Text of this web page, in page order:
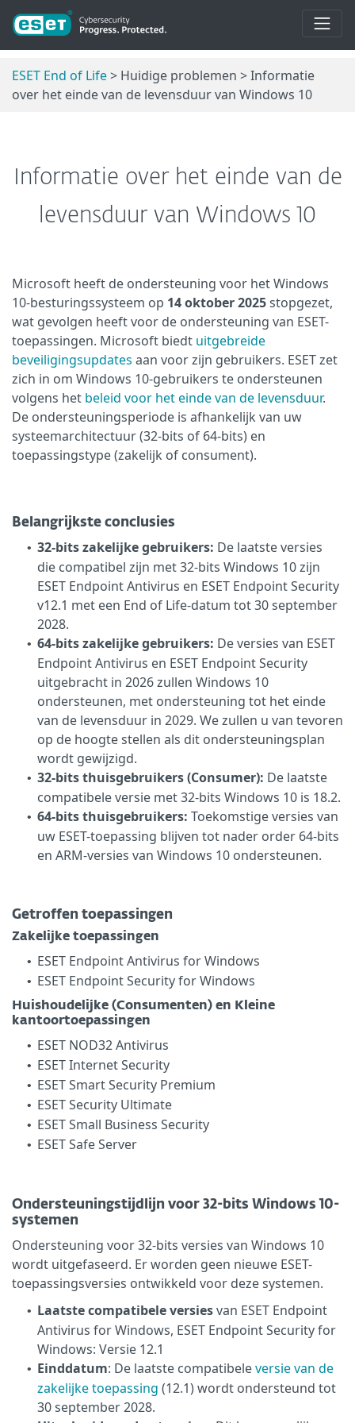
ESET End of Life> Huidige problemen > Informatie
over het einde van de levensduur van Windows 10
Informatie over het einde van de
levensduur van Windows 10
Microsoft heeft de ondersteuning voor het Windows
10-besturingssysteem op 14 oktober 2025stopgezet,
wat gevolgen heeft voor de ondersteuning van ESET-
toepassingen. Microsoft biedt uitgebreide
beveiligingsupdates aan voor zijn gebruikers. ESET zet
zich in om Windows 10-gebruikers te ondersteunen
volgens het beleid voor het einde van de levensduur.
De ondersteuningsperiode is afhankelijk van uw
systeemarchitectuur (32-bits of 64-bits) en
toepassingstype (zakelijk of consument).
Belangrijkste conclusies
• 32-bits zakelijke gebruikers: De laatste versies
die compatibel zijn met 32-bits Windows 10 zijn
ESET Endpoint Antivirus en ESET Endpoint Security
v12.1 met een End of Life-datum tot 30 september
2028.
• 64-bits zakelijke gebruikers: De versies van ESET
Endpoint Antivirus en ESET Endpoint Security
uitgebracht in 2026 zullen Windows 10
ondersteunen, met ondersteuning tot het einde
van de levensduur in 2029. We zullen u van tevoren
op de hoogte stellen als dit ondersteuningsplan
wordt gewijzigd.
• 32-bits thuisgebruikers (Consumer): De laatste
compatibele versie met 32-bits Windows 10 is 18.2.
• 64-bits thuisgebruikers: Toekomstige versies van
uw ESET-toepassing blijven tot nader order 64-bits
en ARM-versies van Windows 10 ondersteunen.
Getroffen toepassingen
Zakelijke toepassingen
• ESET Endpoint Antivirus for Windows
• ESET Endpoint Security for Windows
Huishoudelijke (Consumenten) en Kleine
kantoortoepassingen
• ESET NOD32 Antivirus
• ESET Internet Security
• ESET Smart Security Premium
• ESET Security Ultimate
• ESET Small Business Security
• ESET Safe Server
Ondersteuningstijdlijn voor 32-bits Windows 10-
systemen
Ondersteuning voor 32-bits versies van Windows 10
wordt uitgefaseerd. Er worden geen nieuwe ESET-
toepassingsversies ontwikkeld voor deze systemen.
• Laatste compatibele versiesvan ESET Endpoint
Antivirus for Windows, ESET Endpoint Security for
Windows: Versie 12.1
• Einddatum: De laatste compatibeleversie van de
zakelijke toepassing (12.1) wordt ondersteund tot
30 september 2028.